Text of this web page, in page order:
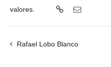
valores.
Rafael Lobo Blanco